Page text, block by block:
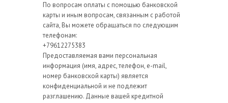
По вопросам оплаты с помощью банковской
карты и иным вопросам, связанным с работой
сайта, Вы можете обращаться по следующим
телефонам:
+79612275383
Предоставляемая вами персональная
информация (имя, адрес, телефон, e-mail,
номер банковской карты) является
конфиденциальной и не подлежит
разглашению. Данные вашей кредитной